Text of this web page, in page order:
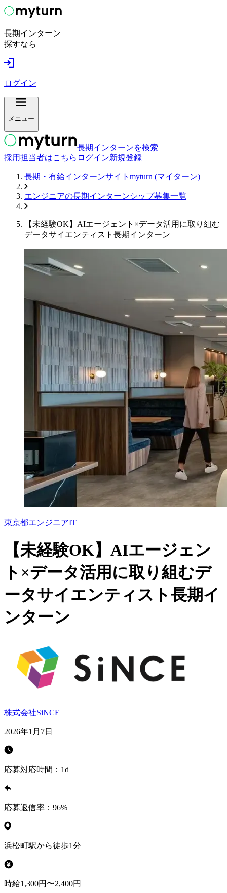
長期インターン
探すなら
ログイン
メニュー
長期インターンを検索
採用担当者はこちら ログイン新規登録
長期・有給インターンサイトmyturn (マイターン)
エンジニアの長期インターンシップ募集一覧
【未経験OK】AIエージェント×データ活用に取り組む
データサイエンティスト長期インターン
東京都エンジニアIT
【未経験OK】AIエージェン
ト×データ活用に取り組むデ
ータサイエンティスト長期イ
ンターン
株式会社SiNCE
2026年1月7日
応募対応時間： 1d
応募返信率： 96%
浜松町駅から徒歩1分
時給1,300円〜2,400円